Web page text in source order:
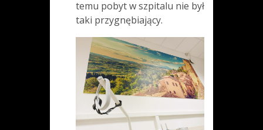
temu pobyt w szpitalu nie był
taki przygnębiający.